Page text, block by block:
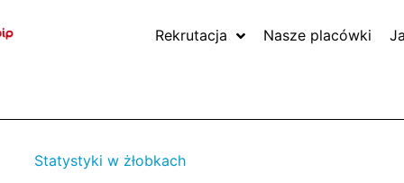
Rekrutacja Nasze placówki
Statystyki w żłobkach